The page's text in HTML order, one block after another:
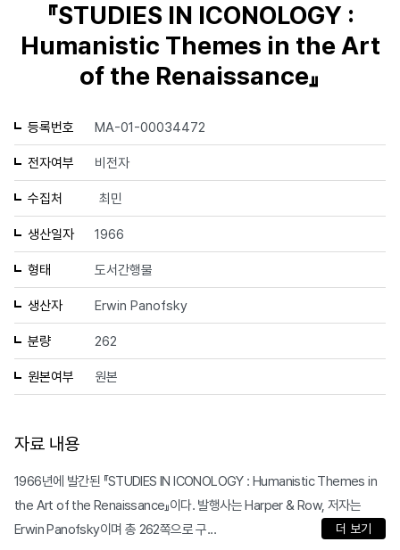
『STUDIES IN ICONOLOGY :
Humanistic Themes in the Art
of the Renaissance』
등록번호 MA-01-00034472
전자여부 비전자
수집처 최민
생산일자 1966
형태 도서간행물
생산자 Erwin Panofsky
분량 262
원본여부 원본
자료 내용
1966년에 발간된 『STUDIES IN ICONOLOGY : Humanistic Themes in
the Art of the Renaissance』이다. 발행사는 Harper & Row, 저자는
Erwin Panofsky이며 총 262쪽으로 구...
더 보기